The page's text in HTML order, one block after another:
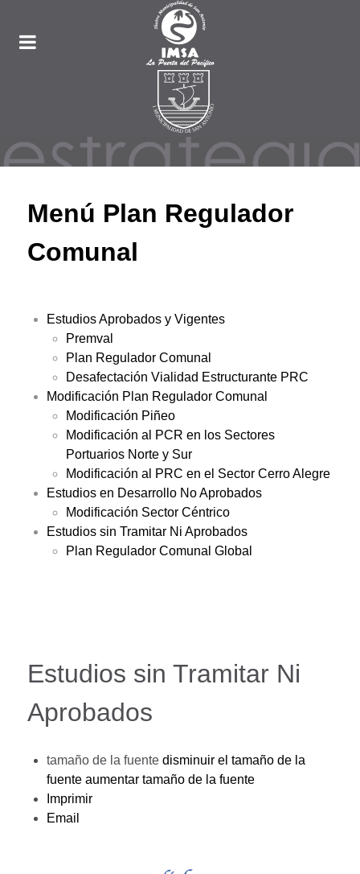
Menú Plan Regulador
Comunal
Estudios Aprobados y Vigentes
Premval
Plan Regulador Comunal
Desafectación Vialidad Estructurante PRC
Modificación Plan Regulador Comunal
Modificación Piñeo
Modificación al PCR en los Sectores
Portuarios Norte y Sur
Modificación al PRC en el Sector Cerro Alegre
Estudios en Desarrollo No Aprobados
Modificación Sector Céntrico
Estudios sin Tramitar Ni Aprobados
Plan Regulador Comunal Global
Estudios sin Tramitar Ni
Aprobados
tamaño de la fuente disminuir el tamaño de la
fuente aumentar tamaño de la fuente
Imprimir
Email